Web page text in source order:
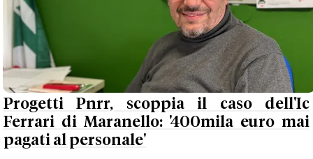
Progetti Pnrr, scoppia il caso dell'Ic
Ferrari di Maranello: '400mila euro mai
pagati al personale'